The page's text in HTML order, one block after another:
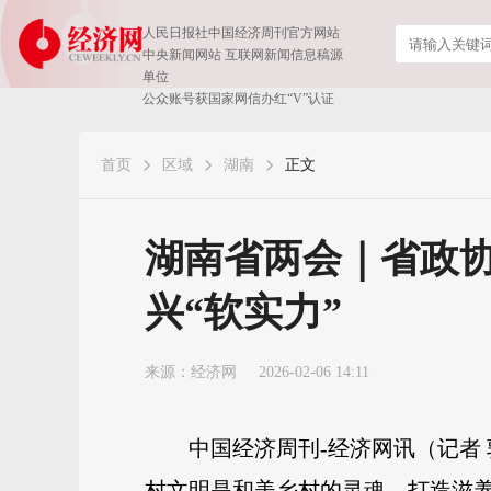
人民日报社中国经济周刊官方网站
中央新闻网站 互联网新闻信息稿源
单位
公众账号获国家网信办红“V”认证
首页 区域 湖南 正文
湖南省两会｜省政
兴“软实力”
来源： 经济网 2026-02-06 14:11
中国经济周刊-经济网讯（记者